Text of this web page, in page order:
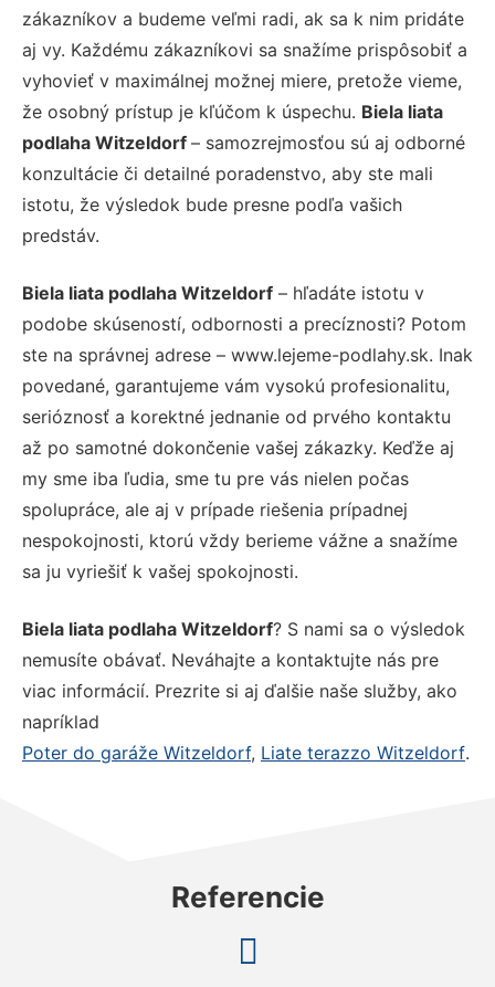
zákazníkov a budeme veľmi radi, ak sa k nim pridáte
aj vy. Každému zákazníkovi sa snažíme prispôsobiť a
vyhovieť v maximálnej možnej miere, pretože vieme,
že osobný prístup je kľúčom k úspechu. Biela liata
podlaha Witzeldorf – samozrejmosťou sú aj odborné
konzultácie či detailné poradenstvo, aby ste mali
istotu, že výsledok bude presne podľa vašich
predstáv.
Biela liata podlaha Witzeldorf – hľadáte istotu v
podobe skúseností, odbornosti a precíznosti? Potom
ste na správnej adrese – www.lejeme-podlahy.sk. Inak
povedané, garantujeme vám vysokú profesionalitu,
serióznosť a korektné jednanie od prvého kontaktu
až po samotné dokončenie vašej zákazky. Keďže aj
my sme iba ľudia, sme tu pre vás nielen počas
spolupráce, ale aj v prípade riešenia prípadnej
nespokojnosti, ktorú vždy berieme vážne a snažíme
sa ju vyriešiť k vašej spokojnosti.
Biela liata podlaha Witzeldorf? S nami sa o výsledok
nemusíte obávať. Neváhajte a kontaktujte nás pre
viac informácií. Prezrite si aj ďalšie naše služby, ako
napríklad
Poter do garáže Witzeldorf, Liate terazzo Witzeldorf.
Referencie